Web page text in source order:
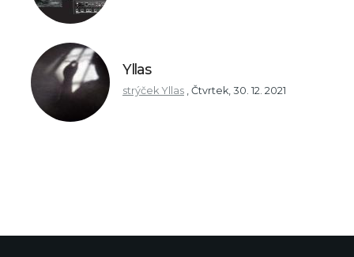
Yllas
strýček Yllas , Čtvrtek, 30. 12. 2021